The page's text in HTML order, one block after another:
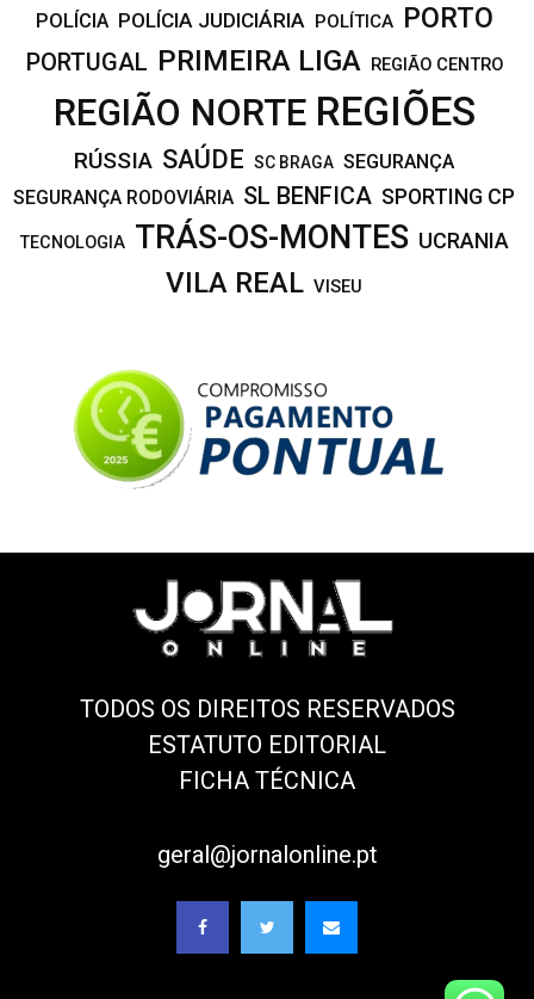
POLÍCIA POLÍCIA JUDICIÁRIA POLÍTICA PORTO
PORTUGAL PRIMEIRA LIGA REGIÃO CENTRO
REGIÃO NORTE REGIÕES
RÚSSIA SAÚDE SC BRAGA SEGURANÇA
SEGURANÇA RODOVIÁRIA SL BENFICA SPORTING CP
TECNOLOGIA TRÁS-OS-MONTES UCRANIA
VILA REAL VISEU
TODOS OS DIREITOS RESERVADOS
ESTATUTO EDITORIAL
FICHA TÉCNICA
geral@jornalonline.pt